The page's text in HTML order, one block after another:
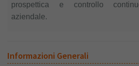
prospettica e controllo
aziendale.
Informazioni Generali